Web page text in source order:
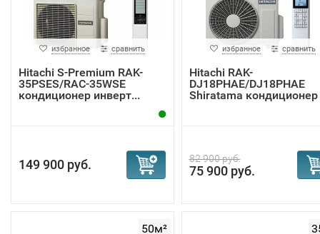
избранное сравнить
Hitachi S-Premium RAK-
35PSES/RAC-35WSE
кондиционер инверт...
149 900 руб.
избранное сравнить
Hitachi RAK-
DJ18PHAE/DJ18PHAE
Shiratama кондиционер
82 900 руб.
75 900 руб.
50м²